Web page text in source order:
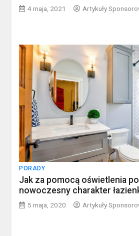
4 maja, 2021 Artykuły
PORADY
Jak za pomocą oświetlenia
nowoczesny charakter
5 maja, 2020 Artykuły